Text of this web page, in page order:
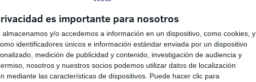
es importante para nosotros
almacenamos y/o accedemos a información en un dispositivo, como cookies, y
identificadores únicos e información estándar enviada por un dispositivo
medición de publicidad y contenido, investigación de audiencia y
nosotros y nuestros socios podemos utilizar datos de localización
mediante las características de dispositivos. Puede hacer clic para